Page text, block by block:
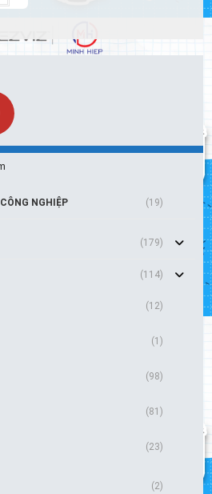
NGHIỆP (19)
(179)
(114)
(12)
(1)
(98)
(81)
(23)
(2)